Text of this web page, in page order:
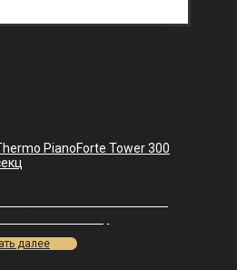
далее